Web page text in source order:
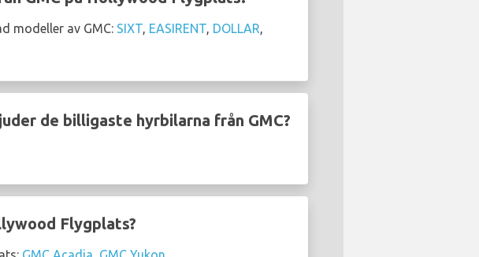
modeller av GMC: SIXT, EASIRENT, DOLLAR,
de billigaste hyrbilarna från GMC?
Flygplats?